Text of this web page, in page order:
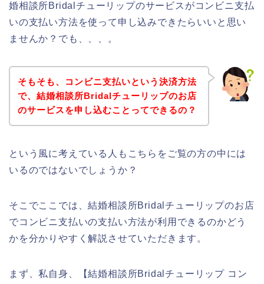
婚相談所Bridalチューリップのサービスがコンビニ支払
いの支払い方法を使って申し込みできたらいいと思い
ませんか？でも、、、。
そもそも、コンビニ支払いという決済方法
で、結婚相談所Bridalチューリップのお店
のサービスを申し込むことってできるの？
という風に考えている人もこちらをご覧の方の中には
いるのではないでしょうか？
そこでここでは、結婚相談所Bridalチューリップのお店
でコンビニ支払いの支払い方法が利用できるのかどう
かを分かりやすく解説させていただきます。
まず、私自身、【結婚相談所Bridalチューリップ コン